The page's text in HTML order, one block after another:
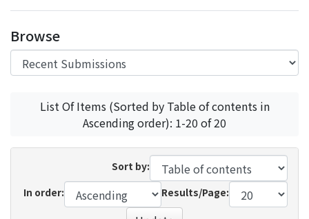
Browse
List Of Items (Sorted by Table of contents in
Ascending order): 1-20 of 20
Sort by:
In order:
Results/Page: